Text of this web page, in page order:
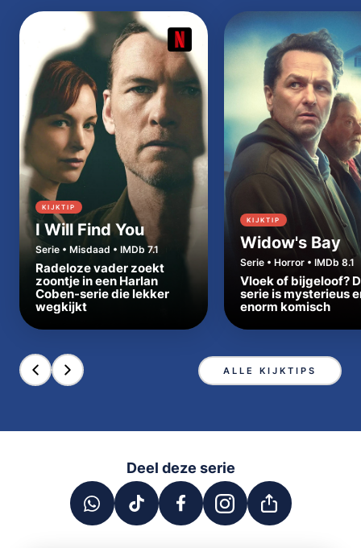
KIJKTIP
I Will Find You
Serie • Misdaad • IMDb 7.1
Radeloze vader zoekt
zoontje in een Harlan
Coben-serie die lekker
wegkijkt
KIJKTIP
Widow's Bay
Serie • Horror • IMDb 8.1
Vloek of bijgeloof?
serie is mysterieus
enorm komisch
ALLE KIJKTIPS
Deel deze serie